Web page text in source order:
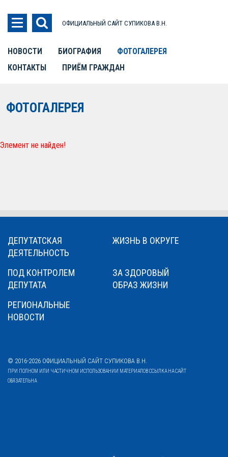
ОФИЦИАЛЬНЫЙ САЙТ СУПИКОВА В.Н.
НОВОСТИ БИОГРАФИЯ
ФОТОГАЛЕРЕЯ
КОНТАКТЫ
ПРИЁМ ГРАЖДАН
ФОТОГАЛЕРЕЯ
Элемент не найден!
ДЕПУТАТСКАЯ
ДЕЯТЕЛЬНОСТЬ
ЖИЗНЬ В ОКРУГЕ
ПОД КОНТРОЛЕМ
ДЕПУТАТА
ЗА ЗДОРОВЫЙ
ОБРАЗ ЖИЗНИ
РЕГИОНАЛЬНЫЕ
НОВОСТИ
© 2016-2026 ОФИЦИАЛЬНЫЙ САЙТ СУПИКОВА В.Н.
ПРИ ПОЛНОМ ИЛИ ЧАСТИЧНОМ ИСПОЛЬЗОВАНИИ МАТЕРИАЛОВ ССЫЛКА НА САЙТ
ОБЯЗАТЕЛЬНА